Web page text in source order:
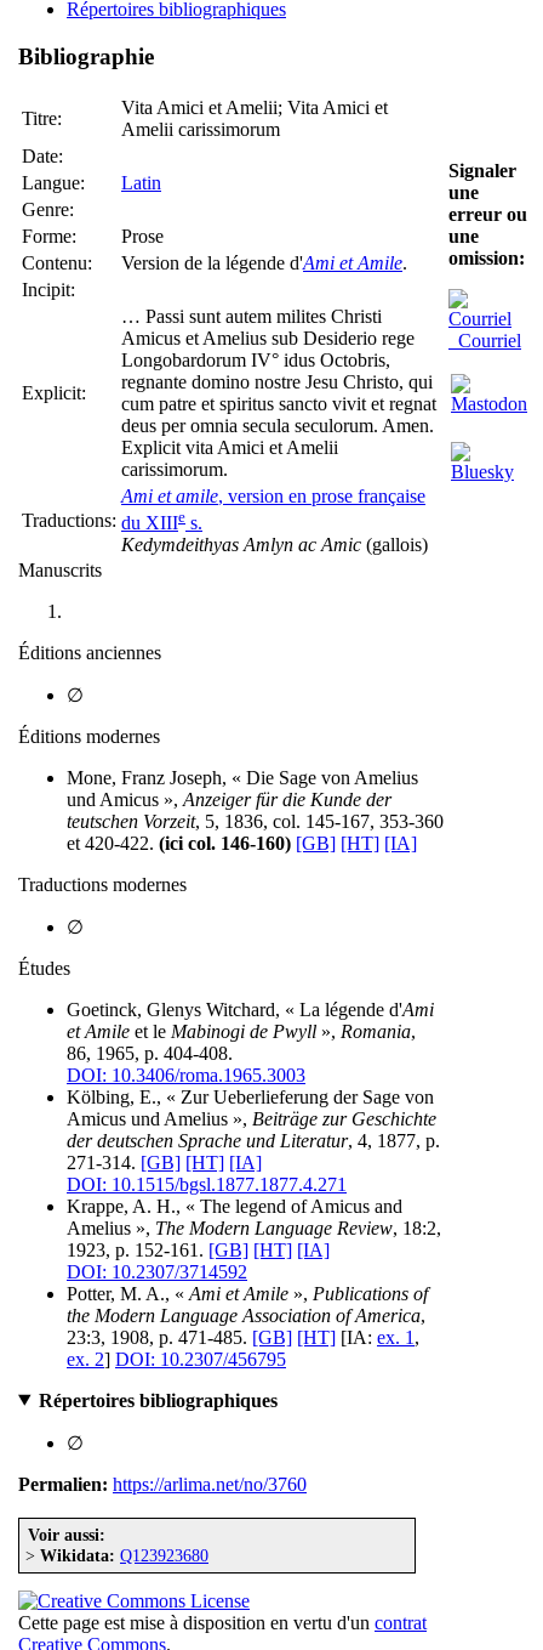
Répertoires bibliographiques
Bibliographie
Titre:
Vita Amici et Amelii; Vita Amici et
Amelii carissimorum
Date:
Langue:
Latin
Genre:
Forme:
Prose
Contenu:
Version de la légende d'Ami et Amile.
Incipit:
Explicit:
… Passi sunt autem milites Christi
Amicus et Amelius sub Desiderio rege
Longobardorum IV° idus Octobris,
regnante domino nostre Jesu Christo, qui
cum patre et spiritus sancto vivit et regnat
deus per omnia secula seculorum. Amen.
Explicit vita Amici et Amelii
carissimorum.
Traductions:
Ami et amile, version en prose française
du XIIIe s.
Kedymdeithyas Amlyn ac Amic (gallois)
Manuscrits
Éditions anciennes
∅
Éditions modernes
Mone, Franz Joseph, « Die Sage von Amelius
und Amicus », Anzeiger für die Kunde der
teutschen Vorzeit, 5, 1836, col. 145-167, 353-360
et 420-422. (ici col. 146-160) [GB] [HT] [IA]
Traductions modernes
∅
Études
Goetinck, Glenys Witchard, « La légende d'Ami
et Amile et le Mabinogi de Pwyll », Romania,
86, 1965, p. 404-408.
DOI: 10.3406/roma.1965.3003
Kölbing, E., « Zur Ueberlieferung der Sage von
Amicus und Amelius », Beiträge zur Geschichte
der deutschen Sprache und Literatur, 4, 1877, p.
271-314. [GB] [HT] [IA]
DOI: 10.1515/bgsl.1877.1877.4.271
Krappe, A. H., « The legend of Amicus and
Amelius », The Modern Language Review, 18:2,
1923, p. 152-161. [GB] [HT] [IA]
DOI: 10.2307/3714592
Potter, M. A., « Ami et Amile », Publications of
the Modern Language Association of America,
23:3, 1908, p. 471-485. [GB] [HT] [IA: ex. 1 ,
ex. 2] DOI: 10.2307/456795
Répertoires bibliographiques
∅
Permalien: https://arlima.net/no/3760
Voir aussi:
> Wikidata: Q123923680
Cette page est mise à disposition en vertu d'un contrat
Creative Commons.
Signaler
une
erreur ou
une
omission:
Courriel